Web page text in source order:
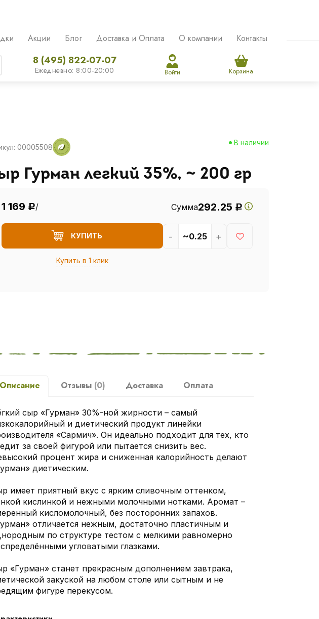
Акции Блог Доставка и Оплата О компании Контакты
8 (495) 822-07-07
Ежедневно: 8:00-20:00 Войти Корзина
00005508
В наличии
Гурман легкий 35%, ~ 200 гр
1 169 Р/ Сумма292.25 Р
КУПИТЬ
Купить в 1 клик
- +
Описание Отзывы (0) Доставка Оплата
сыр «Гурман» 30%-ной жирности – самый
и диетический продукт линейки
«Сармич». Он идеально подходит для тех, кто
за своей фигурой или пытается снизить вес.
процент жира и сниженная калорийность делают
диетическим.
имеет приятный вкус с ярким сливочным оттенком,
кислинкой и нежными молочными нотками. Аромат –
кисломолочный, без посторонних запахов.
отличается нежным, достаточно пластичным и
по структуре тестом с мелкими равномерно
угловатыми глазками.
«Гурман» станет прекрасным дополнением завтрака,
закуской на любом столе или сытным и не
фигуре перекусом.